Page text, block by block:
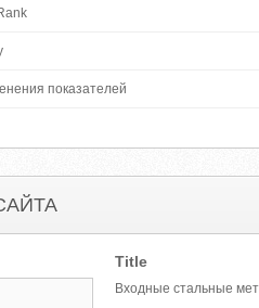
показателей
Title
Входные стальные